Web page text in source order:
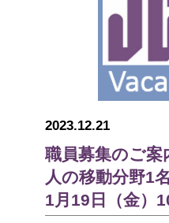
2023.12.21
職員募集のご
人の移動分野1
1月19日（金）